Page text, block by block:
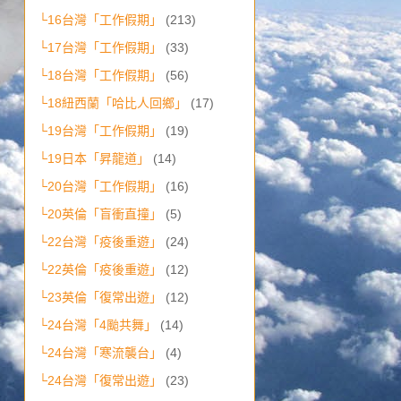
└16台灣「工作假期」
(213)
└17台灣「工作假期」
(33)
└18台灣「工作假期」
(56)
└18紐西蘭「哈比人回鄉」
(17)
└19台灣「工作假期」
(19)
└19日本「昇龍道」
(14)
└20台灣「工作假期」
(16)
└20英倫「盲衝直撞」
(5)
└22台灣「疫後重遊」
(24)
└22英倫「疫後重遊」
(12)
└23英倫「復常出遊」
(12)
└24台灣「4颱共舞」
(14)
└24台灣「寒流襲台」
(4)
└24台灣「復常出遊」
(23)